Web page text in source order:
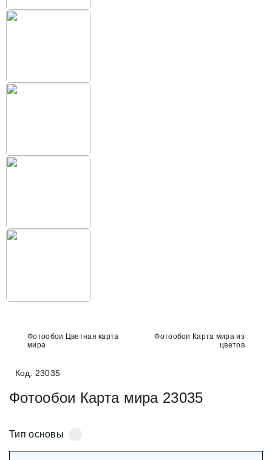
Фотообои Цветная карта
мира
Фотообои Карта мира из
цветов
Код: 23035
Фотообои Карта мира 23035
Тип основы